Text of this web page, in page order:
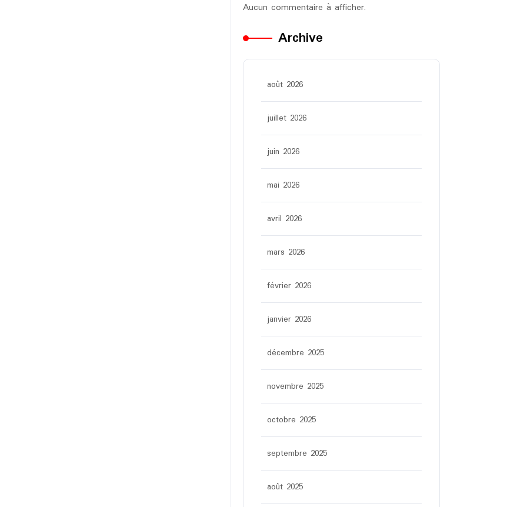
Aucun commentaire à afficher.
Archive
août 2026
juillet 2026
juin 2026
mai 2026
avril 2026
mars 2026
février 2026
janvier 2026
décembre 2025
novembre 2025
octobre 2025
septembre 2025
août 2025